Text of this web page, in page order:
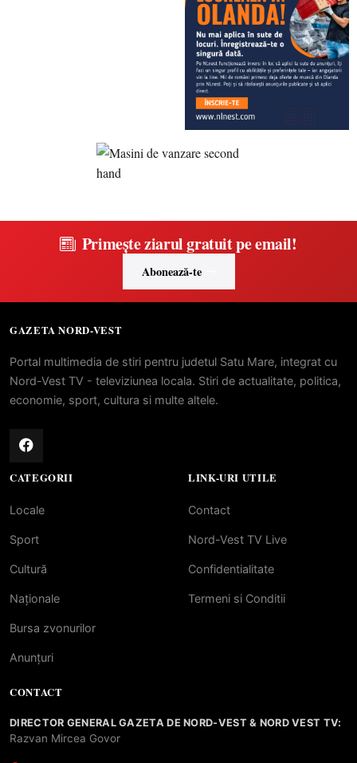
Primește ziarul gratuit pe email!
Abonează-te
GAZETA NORD-VEST
Portal multimedia de stiri pentru judetul Satu Mare, integrat cu
Nord-Vest TV - televiziunea locala. Stiri de actualitate, politica,
economie, sport, cultura si multe altele.
CATEGORII
Locale
Sport
Cultură
Naționale
Bursa zvonurilor
Anunțuri
LINK-URI UTILE
Contact
Nord-Vest TV Live
Confidentialitate
Termeni si Conditii
CONTACT
DIRECTOR GENERAL GAZETA DE NORD-VEST & NORD VEST TV:
Razvan Mircea Govor